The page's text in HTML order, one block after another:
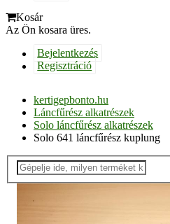
Kosár
Az Ön kosara üres.
Bejelentkezés
Regisztráció
kertigepbonto.hu
Láncfűrész alkatrészek
Solo láncfűrész alkatrészek
Solo 641 láncfűrész kuplung